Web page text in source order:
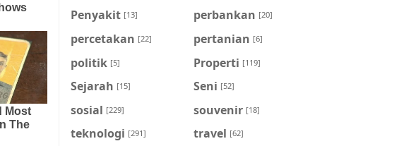
Penyakit [13] perbankan [20]
percetakan [22] pertanian [6]
politik [5] Properti [119]
Sejarah [15] Seni [52]
sosial [229] souvenir [18]
teknologi [291] travel [62]